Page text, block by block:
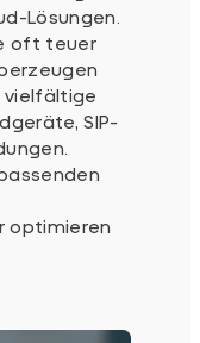
Lösungen.
oft teuer
vielfältige
SIP-
optimieren